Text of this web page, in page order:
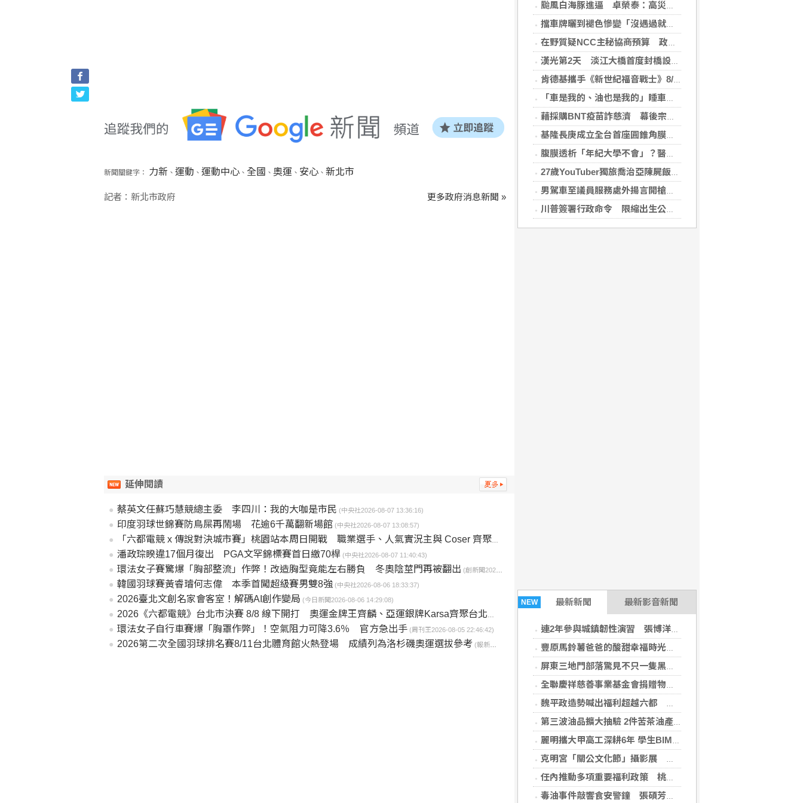
颱風白海豚進逼 卓榮泰：高災害潛勢區加強預防性整備
擋車牌曬到褪色慘變「沒遇過就好了」！崔始源親朝聖崩潰喊：記得常換照片
在野質疑NCC主秘協商預算 政院：委員全出缺所致
漢光第2天 淡江大橋首度封橋設3防線阻敵直衝中樞
肯德基攜手《新世紀福音戰士》8/11霸脆覺醒 首度跨界台灣速食品牌！
「車是我的、油也是我的」睡車竟被收住宿費 官方一句話打臉飯店
藉採購BNT疫苗詐慈濟 幕後宗教團體夫婦接押禁見
基隆長庚成立全台首座圓錐角膜中心 守護國人視力健康
腹膜透析「年紀大學不會」？醫：年齡並非限制 評估還要看3面向
27歲YouTuber獨旅喬治亞陳屍飯店 法醫揭死因「未排除中毒可能」
男駕車至議員服務處外揚言開槍 台中警逮人法辦
川普簽署行政命令 限縮出生公民權並禁生育旅遊
NEW 最新新聞 最新影音新聞
連2年參與城鎮韌性演習 張博洋提這建言
豐原馬鈴薯爸爸的酸甜幸福時光 親子攜手認識在地農業
屏東三地門部落驚見不只一隻黑熊出沒 林保署證實留下新鮮排遺與爪痕
全聯慶祥慈善事業基金會捐贈物資 張善政：讓愛心觸及更多需要的市民
魏平政造勢喊出福利超越六都 推薦同志介紹會泛藍基層實力再度凝聚
第三波油品擴大抽驗 2件苦茶油產品苯駢芘超標 前已要求預防性下架
麗明攜大甲高工深耕6年 學生BIM奪金創佳績
克明宮「關公文化節」攝影展 彰顯南投13鄉鎮市之美
任內推動多項重要福利政策 桃議員謝美英肯定市民對「善政」有感
毒油事件敲響食安警鐘 張碩芳推動「校園食安官」與「提高吹哨者獎金」落實防線
新聞關鍵字： 力新 、 運動 、 運動中心、 全國 、 奧運 、 安心、 新北市
記者：新北市政府 更多政府消息新聞 »
延伸閱讀
蔡英文任蘇巧慧競總主委 李四川：我的大咖是市民 (中央社2026-08-07 13:36:16)
印度羽球世錦賽防鳥屎再鬧場 花逾6千萬翻新場館 (中央社2026-08-07 13:08:57)
「六都電競 x 傳說對決城市賽」桃園站本周日開戰 職業選手、人氣實況主與 Coser 齊聚健行科大
潘政琮睽違17個月復出 PGA文罕錦標賽首日繳70桿 (中央社2026-08-07 11:40:43)
環法女子賽驚爆「胸部整流」作弊！改造胸型竟能左右勝負 冬奧陰莖門再被翻出 (創新聞2026-08-06 19:11:32)
韓國羽球賽黃睿璿何志偉 本季首闖超級賽男雙8強 (中央社2026-08-06 18:33:37)
2026臺北文創名家會客室！解碼AI創作變局 (今日新聞2026-08-06 14:29:08)
2026《六都電競》台北市決賽 8/8 線下開打 奧運金牌王齊麟、亞運銀牌Karsa齊聚台北同場競技
環法女子自行車賽爆「胸罩作弊」！空氣阻力可降3.6％ 官方急出手 (周刊王2026-08-05 22:46:42)
2026第二次全國羽球排名賽8/11台北體育館火熱登場 成績列為洛杉磯奧運選拔參考 (報新聞2026-08-05 16:45:47)